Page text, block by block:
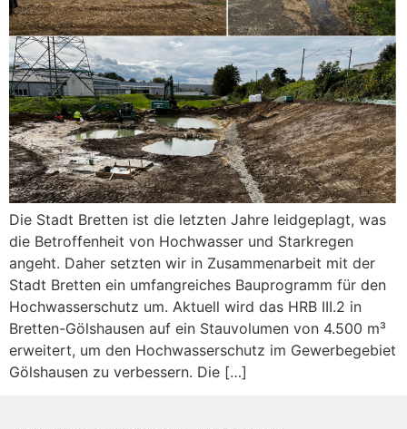
Die Stadt Bretten ist die letzten Jahre leidgeplagt, was
die Betroffenheit von Hochwasser und Starkregen
angeht. Daher setzten wir in Zusammenarbeit mit der
Stadt Bretten ein umfangreiches Bauprogramm für den
Hochwasserschutz um. Aktuell wird das HRB III.2 in
Bretten-Gölshausen auf ein Stauvolumen von 4.500 m³
erweitert, um den Hochwasserschutz im Gewerbegebiet
Gölshausen zu verbessern. Die […]